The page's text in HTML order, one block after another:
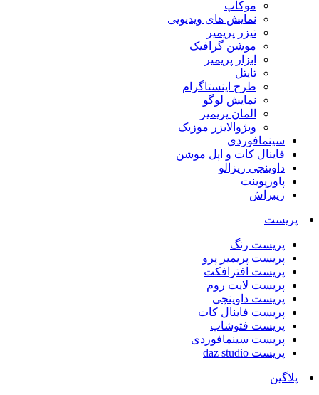
موکاپ
نمایش های ویدیویی
تیزر پریمیر
موشن گرافیک
ابزار پریمیر
تایتل
طرح اینستاگرام
نمایش لوگو
المان پریمیر
ویژوالایزر موزیک
سینمافوردی
فاینال کات و اپل موشن
داوینچی ریزالو
پاورپوینت
زیبراش
پریست
پریست رنگ
پریست پریمیر پرو
پریست افترافکت
پریست لایت روم
پریست داوینچی
پریست فاینال کات
پریست فتوشاپ
پریست سینمافوردی
پریست daz studio
پلاگین